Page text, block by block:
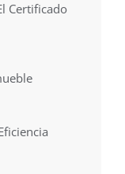
Certificado